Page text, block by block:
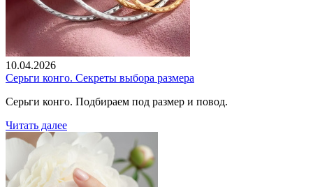
10.04.2026
Серьги конго. Секреты выбора размера
Серьги конго. Подбираем под размер и повод.
Читать далее